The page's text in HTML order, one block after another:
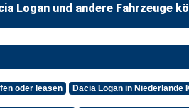
Logan und andere Fahrzeuge
oder leasen Dacia Logan in Niederlande